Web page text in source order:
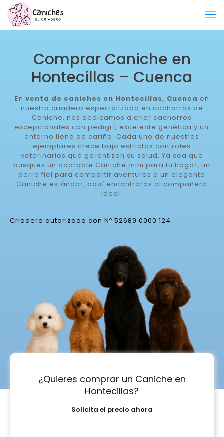
Comprar Caniche en
Hontecillas – Cuenca
En venta de caniches en Hontecillas, Cuenca en
nuestro criadero especializado en cachorros de
Caniche, nos dedicamos a criar cachorros
excepcionales con pedigrí, excelente genética y un
entorno lleno de cariño. Cada uno de nuestros
ejemplares crece bajo estrictos controles
veterinarios que garantizan su salud. Ya sea que
busques un adorable Caniche mini para tu hogar, un
perro fiel para compartir aventuras o un elegante
Caniche estándar, aquí encontrarás al compañero
ideal.
Criadero autorizado con Nº 52689 0000 124
¿Quieres comprar un Caniche en
Hontecillas?
Solicita el precio ahora